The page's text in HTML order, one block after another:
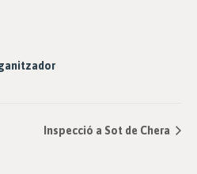
Inspecció a Sot de Chera